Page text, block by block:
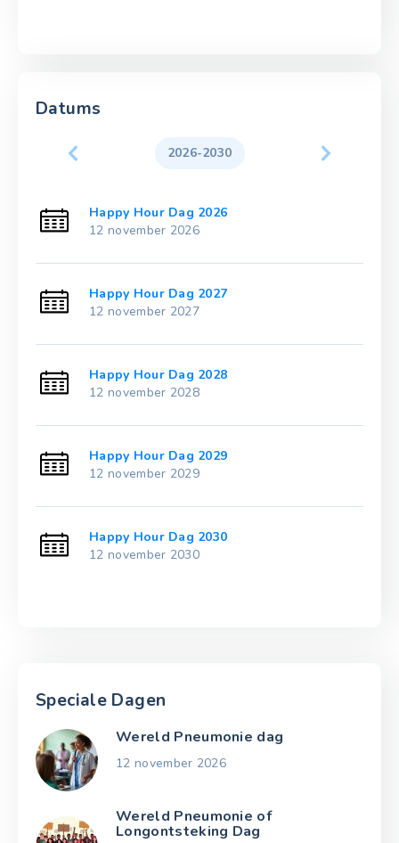
Datums
2026-2030
Happy Hour Dag 2026
12 november 2026
Happy Hour Dag 2027
12 november 2027
Happy Hour Dag 2028
12 november 2028
Happy Hour Dag 2029
12 november 2029
Happy Hour Dag 2030
12 november 2030
Speciale Dagen
Wereld Pneumonie dag
12 november 2026
Wereld Pneumonie of
Longontsteking Dag